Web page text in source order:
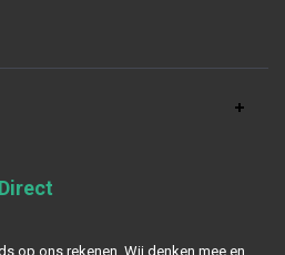
op ons rekenen. Wij denken mee en